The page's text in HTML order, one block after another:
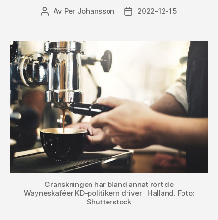
Inläggsförfattare
Av Per Johansson Inläggsdatum
2022-12-15
Granskningen har bland annat rört de
Wayneskaféer KD-politikern driver i Halland. Foto:
Shutterstock